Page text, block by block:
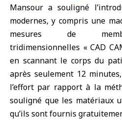
Mansour a souligné
modernes, y compris une
mesures de
tridimensionnelles « CAD
en scannant le corps du
après seulement 12
l’effort par rapport à la
souligné que les matériaux
qu’ils sont fournis